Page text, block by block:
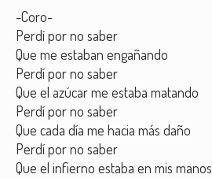
-Coro-
Perdí por no saber
Que me estaban engañando
Perdí por no saber
Que el azúcar me estaba matando
Perdí por no saber
Que cada día me hacia más daño
Perdí por no saber
Que el infierno estaba en mis manos